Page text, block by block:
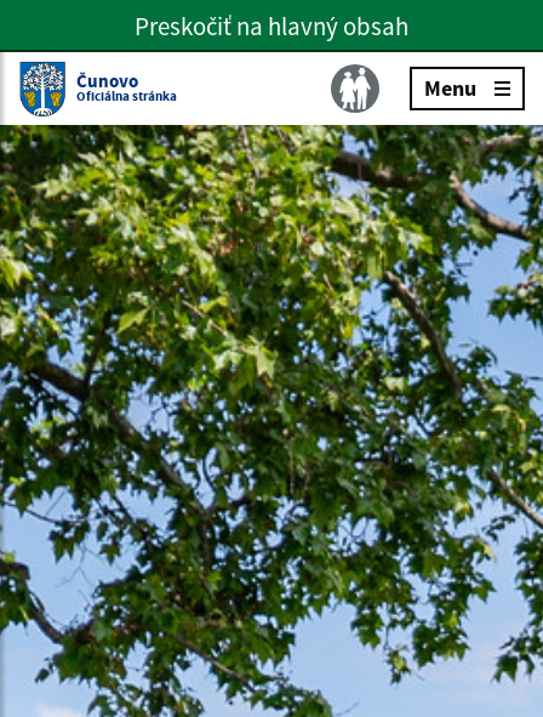
Preskočiť na hlavné menu
Preskočiť na hlavný obsah
Slovenčina
Čunovo
Oficiálna stránka Menu